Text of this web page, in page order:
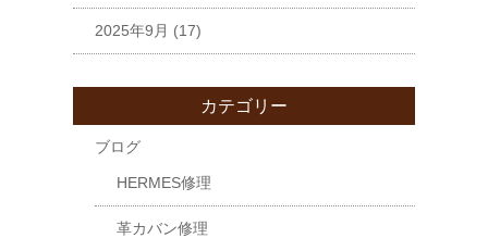
2025年9月 (17)
カテゴリー
ブログ
HERMES修理
革カバン修理